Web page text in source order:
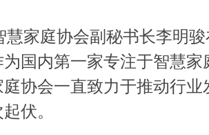
家庭协会副秘书长李明骏
国内第一家专注于智慧
协会一直致力于推动行
伏。